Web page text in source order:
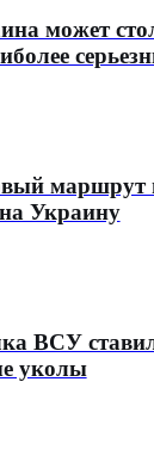
может
маршрут
Украину
ВСУ
уколы